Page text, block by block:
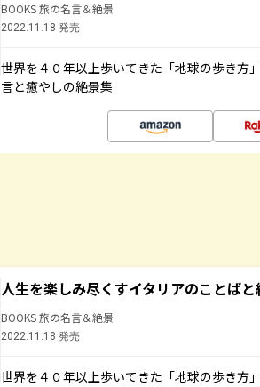
BOOKS 旅の名言＆絶景
2022.11.18 発売
世界を４０年以上歩いてきた「地球の歩き方
言と癒やしの絶景集
人生を楽しみ尽くすイタリアのことば
BOOKS 旅の名言＆絶景
2022.11.18 発売
世界を４０年以上歩いてきた「地球の歩き方